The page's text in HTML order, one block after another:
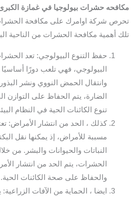
مكافحه حشرات بيولوجيا في غمازة
تحرص شركة اوامرك على مكافحة الحشرات
تلك أهمية مكافحة الحشرات من الناحية
حفظ التنوع البيولوجي: تعد
البيولوجي، فهي تلعب دورًا أساسيًا
وانتقال الحمض النووي ونشر
الضارة، يتم الحفاظ على التوازن
تنوع الكائنات الحية في النظام
كذلك ، الحد من انتشار الأمراض:
مسببة للأمراض، إذ يمكنها نقل
النباتات والحيوانات والبشر. من
الحشرات، يتم الحد من انتشار
والحفاظ على صحة الكائنات الحية.
ايضا ، الحماية من الآفات